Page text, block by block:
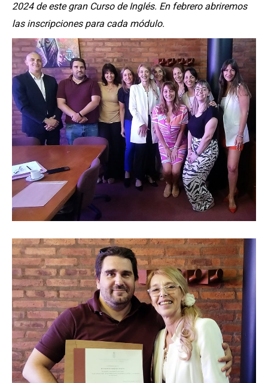
2024 de este gran Curso de Inglés. En febrero abriremos
las inscripciones para cada módulo.